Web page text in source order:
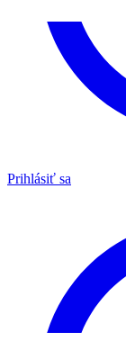
Prihlásiť sa